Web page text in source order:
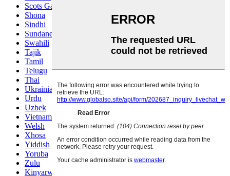
Scots Gaelic
Shona
Sindhi
Sundanese
Swahili
Tajik
Tamil
Telugu
Thai
Ukrainian
Urdu
Uzbek
Vietnamese
Welsh
Xhosa
Yiddish
Yoruba
Zulu
Kinyarwanda